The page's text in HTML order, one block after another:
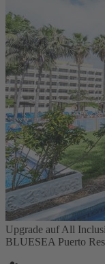
Upgrade auf All
BLUESEA Puerto